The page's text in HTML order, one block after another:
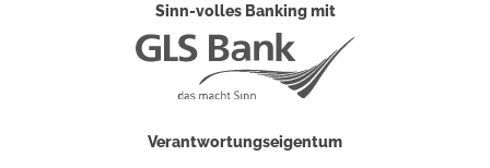
Sinn-volles Banking mit
Verantwortungseigentum